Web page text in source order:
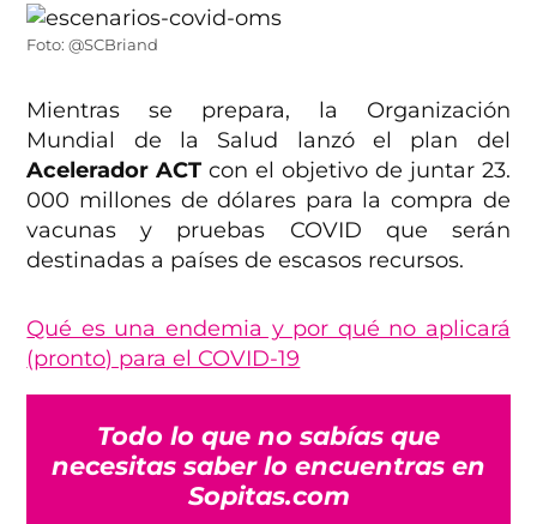
Foto: @SCBriand
Mientras se prepara, la Organización
Mundial de la Salud lanzó el plan del
Acelerador ACT con el objetivo de juntar 23.
000 millones de dólares para la compra de
vacunas y pruebas COVID que serán
destinadas a países de escasos recursos.
Qué es una endemia y por qué no aplicará
(pronto) para el COVID-19
Todo lo que no sabías que
necesitas saber lo encuentras en
Sopitas.com